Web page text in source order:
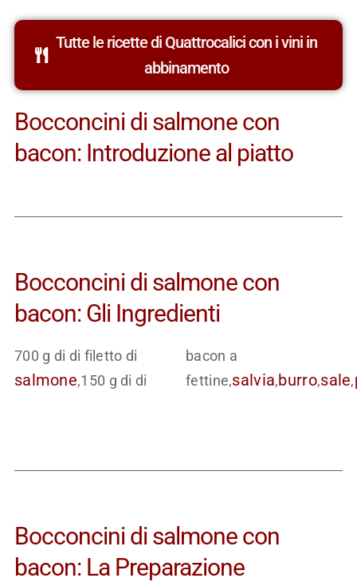
Tutte le ricette di Quattrocalici con i vini in
abbinamento
Bocconcini di salmone con
bacon: Introduzione al piatto
Bocconcini di salmone con
bacon: Gli Ingredienti
700 g di di filetto di
salmone,150 g di di
bacon a
fettine,salvia,burro,sale,
Bocconcini di salmone con
bacon: La Preparazione